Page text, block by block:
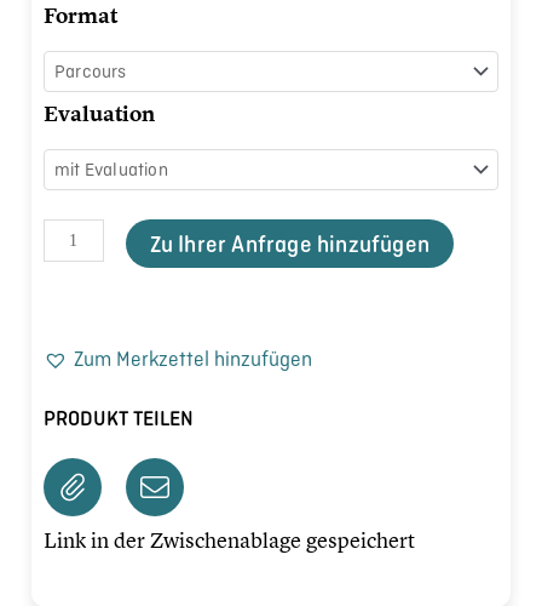
Format
Evaluation
Zu Ihrer Anfrage hinzufügen
Zum Merkzettel hinzufügen
PRODUKT TEILEN
Link in der Zwischenablage gespeichert